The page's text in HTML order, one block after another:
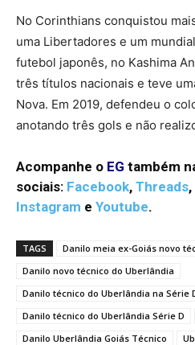
No Corinthians conquistou
uma Libertadores e um
futebol japonês, no Kashima
três títulos nacionais e teve
Nova. Em 2019, defendeu o
anotando três gols e não
Acompanhe o EG também
sociais: Facebook, Threads,
Instagram e Youtube.
TAGS
Danilo meia ex-Goiás novo
Danilo novo técnico do Uberlândia
Danilo técnico do Uberlândia na Série
Danilo técnico do Uberlândia Série D
Danilo Uberlândia Goiás Técnico